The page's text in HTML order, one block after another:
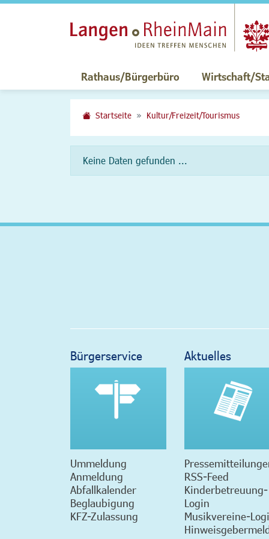
Rathaus/Bürgerbüro Wirtschaft/
Startseite Kultur/Freizeit/Tourismus
Keine Daten gefunden ...
Bürgerservice
Ummeldung
Anmeldung
Abfallkalender
Beglaubigung
KFZ-Zulassung
Aktuelles
RSS-Feed
Kinderbetreuung-
Login
Musikvereine-